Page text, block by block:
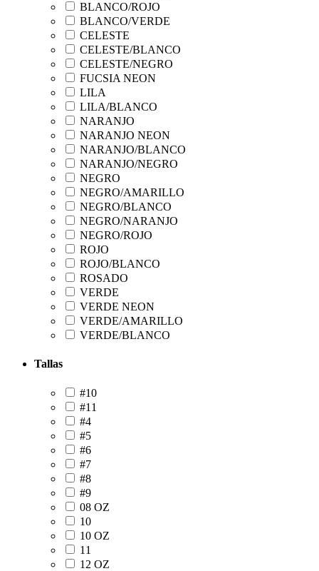
BLANCO/ROJO
BLANCO/VERDE
CELESTE
CELESTE/BLANCO
CELESTE/NEGRO
FUCSIA NEON
LILA
LILA/BLANCO
NARANJO
NARANJO NEON
NARANJO/BLANCO
NARANJO/NEGRO
NEGRO
NEGRO/AMARILLO
NEGRO/BLANCO
NEGRO/NARANJO
NEGRO/ROJO
ROJO
ROJO/BLANCO
ROSADO
VERDE
VERDE NEON
VERDE/AMARILLO
VERDE/BLANCO
Tallas
#10
#11
#4
#5
#6
#7
#8
#9
08 OZ
10
10 OZ
11
12 OZ